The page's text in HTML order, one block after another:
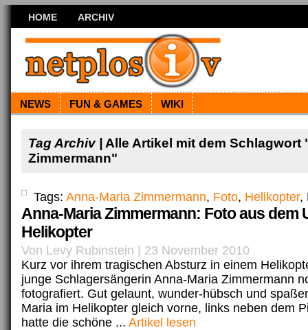
HOME ARCHIV
NEWS FUN & GAMES WIKI
Tag Archiv |
Alle Artikel mit dem Schlagwort
Zimmermann"
Tags: Anna-Maria Zimmermann, Foto, Helikopter,
Anna-Maria Zimmermann: Foto aus dem
Helikopter
Von Levy Rubinstein | 23 November 2010
Kurz vor ihrem tragischen Absturz in einem
junge Schlagersängerin Anna-Maria Zimmermann
fotografiert. Gut gelaunt, wunder-hübsch und
Maria im Helikopter gleich vorne, links neben dem
hatte die schöne ... Artikel lesen